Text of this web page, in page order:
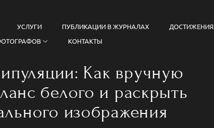
УСЛУГИ ПУБЛИКАЦИИ В ЖУРНАЛАХ ДОСТИЖЕНИЯ
КОНТАКТЫ
Как вручную
белого и раскрыть
изображения